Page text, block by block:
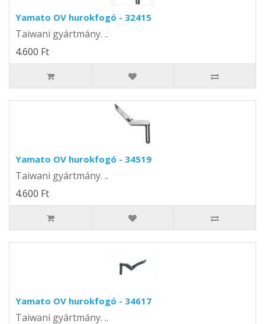
Yamato OV hurokfogó - 32415
Taiwani gyártmány. ..
4.600 Ft
Yamato OV hurokfogó - 34519
Taiwani gyártmány. ..
4.600 Ft
Yamato OV hurokfogó - 34617
Taiwani gyártmány. ..